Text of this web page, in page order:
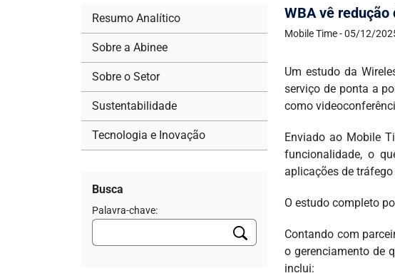
WBA vê
Mobile Time - 05/12/
Um estudo da
serviço de ponta a
como
Enviado ao Mobile
funcionalidade, o
aplicações de tráfego
O estudo completo
Contando com
o gerenciamento de
inclui:
Resumo Analítico
Sobre a Abinee
Sobre o Setor
Sustentabilidade
Tecnologia e Inovação
Busca
Palavra-chave: